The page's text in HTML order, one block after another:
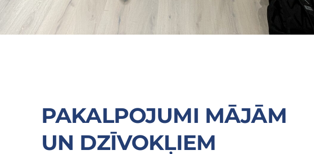
PAKALPOJUMI MĀJĀM
UN DZĪVOKĻIEM